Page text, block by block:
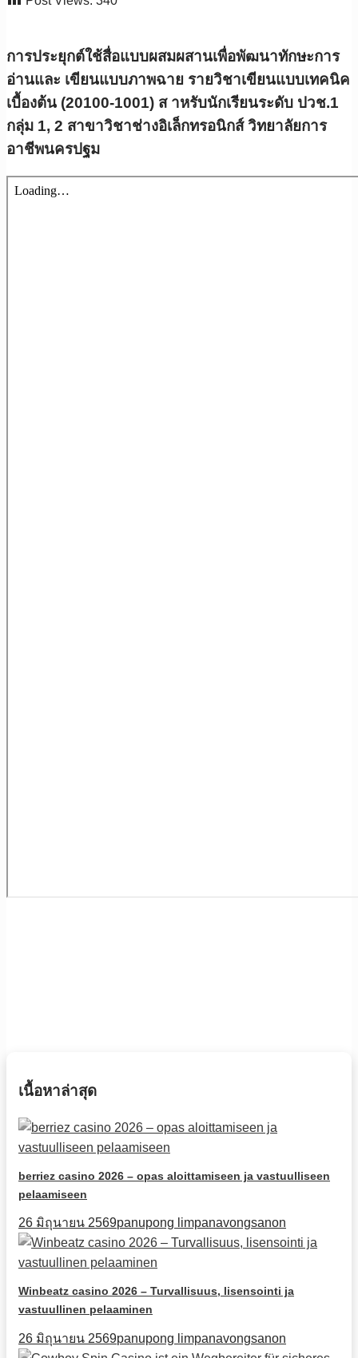
การประยุกต์ใช้สื่อแบบผสมผสานเพื่อพัฒนาทักษะการ
อ่านและ เขียนแบบภาพฉาย รายวิชาเขียนแบบเทคนิค
เบื้องต้น (20100-1001) ส าหรับนักเรียนระดับ ปวช.1
กลุ่ม 1, 2 สาขาวิชาช่างอิเล็กทรอนิกส์ วิทยาลัยการ
อาชีพนครปฐม
เนื้อหาล่าสุด
berriez casino 2026 – opas aloittamiseen ja vastuulliseen
pelaamiseen
26 มิถุนายน 2569panupong limpanavongsanon
Winbeatz casino 2026 – Turvallisuus, lisensointi ja
vastuullinen pelaaminen
26 มิถุนายน 2569panupong limpanavongsanon